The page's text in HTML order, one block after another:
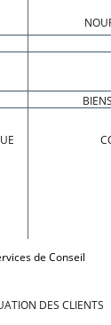
de Conseil
DES CLIENTS